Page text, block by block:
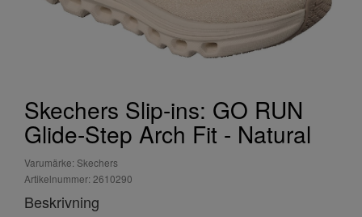
Skechers Slip-ins: GO RUN
Glide-Step Arch Fit - Natural
Varumärke: Skechers
Artikelnummer: 2610290
Beskrivning